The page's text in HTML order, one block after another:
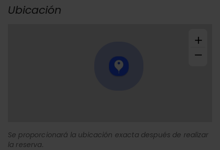
Ubicación
+
−
Se proporcionará la ubicación exacta después de realizar
la reserva.